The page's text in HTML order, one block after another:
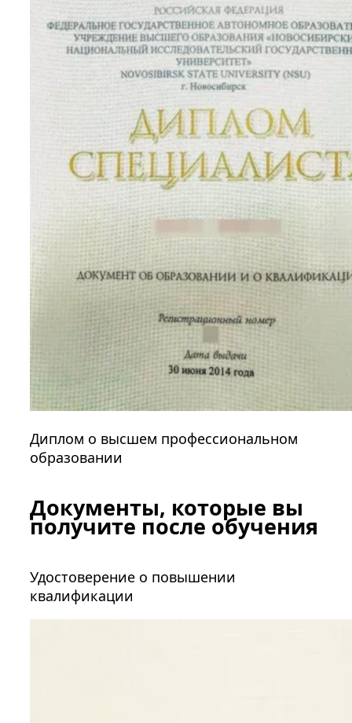
Диплом о высшем профессиональном
образовании
Документы, которые вы
получите после обучения
Удостоверение о повышении
квалификации